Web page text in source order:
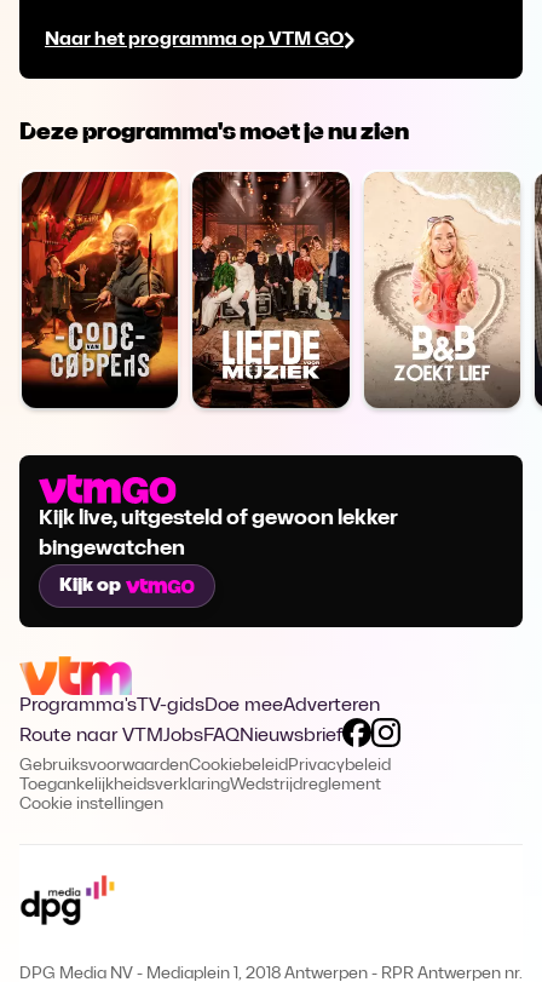
Naar het programma op VTM GO
Deze programma's moet je nu zien
Kijk live, uitgesteld of gewoon lekker
bingewatchen
Kijk op
Programma's TV-gidsDoe meeAdverteren
Route naar VTMJobsFAQNieuwsbrief
GebruiksvoorwaardenCookiebeleid Privacybeleid
ToegankelijkheidsverklaringWedstrijdreglement
Cookie instellingen
DPG Media NV - Mediaplein 1, 2018 Antwerpen - RPR Antwerpen nr.